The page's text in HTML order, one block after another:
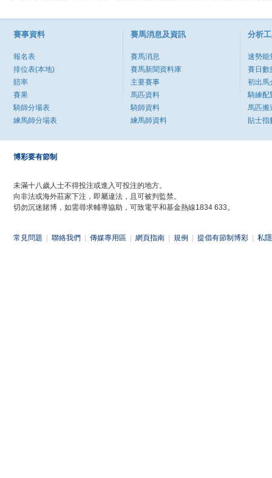
賽事資料
報名表
排位表(本地)
賠率
賽果
騎師分場表
練馬師分場表
賽馬消息及資訊
賽馬消息
賽馬新聞資料庫
主要賽事
馬匹資料
騎師資料
練馬師資料
分析
速勢能
賽日數
初出馬
騎練配
馬匹搬
貼士指
博彩要有節制
未滿十八歲人士不得投注或進入可投注的地方。
向非法或海外莊家下注，即屬違法，且可被判監禁。
切勿沉迷賭博，如需尋求輔導協助，可致電平和基金熱線1834 633。
常見問題 聯絡我們 傳媒專用區 網頁指南 規例 提倡有節制博彩 私